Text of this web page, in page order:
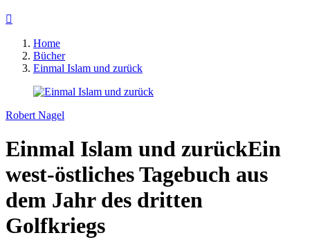

Home
Bücher
Einmal Islam und zurück
Robert Nagel
Einmal Islam und zurückEin
west-östliches Tagebuch aus
dem Jahr des dritten
Golfkriegs